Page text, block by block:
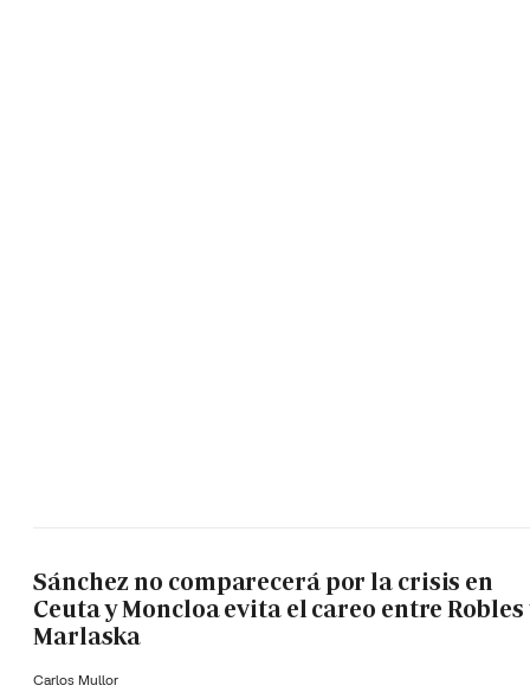
Sánchez no comparecerá por la crisis en
Ceuta y Moncloa evita el careo entre Robles
Marlaska
Carlos Mullor